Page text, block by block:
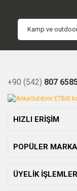
+90 (542) 807
HIZLI ERİŞİM
POPÜLER
ÜYELİK